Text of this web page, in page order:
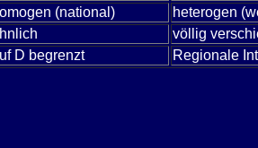
(national)
heterogen
völlig
D begrenzt Regionale